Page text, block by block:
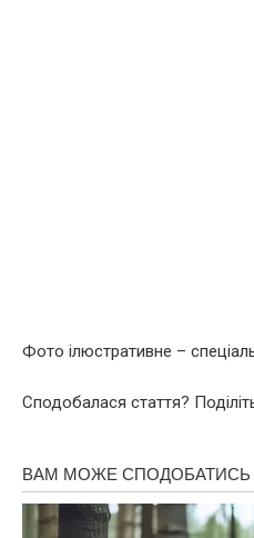
Фото ілюстративне –
Сподобалася стаття?